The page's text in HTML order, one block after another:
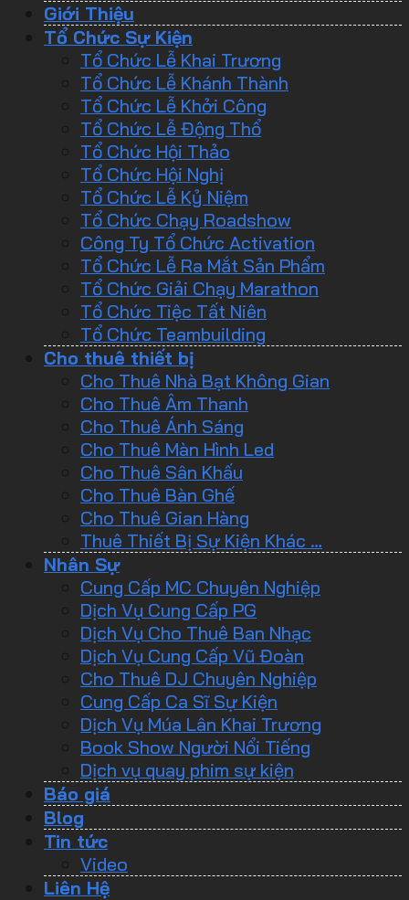
Giới Thiệu
Tổ Chức Sự Kiện
Tổ Chức Lễ Khai Trương
Tổ Chức Lễ Khánh Thành
Tổ Chức Lễ Khởi Công
Tổ Chức Lễ Động Thổ
Tổ Chức Hội Thảo
Tổ Chức Hội Nghị
Tổ Chức Lễ Kỷ Niệm
Tổ Chức Chạy Roadshow
Công Ty Tổ Chức Activation
Tổ Chức Lễ Ra Mắt Sản Phẩm
Tổ Chức Giải Chạy Marathon
Tổ Chức Tiệc Tất Niên
Tổ Chức Teambuilding
Cho thuê thiết bị
Cho Thuê Nhà Bạt Không Gian
Cho Thuê Âm Thanh
Cho Thuê Ánh Sáng
Cho Thuê Màn Hình Led
Cho Thuê Sân Khấu
Cho Thuê Bàn Ghế
Cho Thuê Gian Hàng
Thuê Thiết Bị Sự Kiện Khác …
Nhân Sự
Cung Cấp MC Chuyên Nghiệp
Dịch Vụ Cung Cấp PG
Dịch Vụ Cho Thuê Ban Nhạc
Dịch Vụ Cung Cấp Vũ Đoàn
Cho Thuê DJ Chuyên Nghiệp
Cung Cấp Ca Sĩ Sự Kiện
Dịch Vụ Múa Lân Khai Trương
Book Show Người Nổi Tiếng
Dịch vụ quay phim sự kiện
Báo giá
Blog
Tin tức
Video
Liên Hệ